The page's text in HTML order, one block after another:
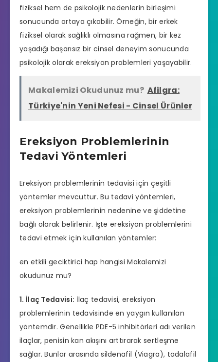
fiziksel hem de psikolojik nedenlerin birleşimi
sonucunda ortaya çıkabilir. Örneğin, bir erkek
fiziksel olarak sağlıklı olmasına rağmen, bir kez
yaşadığı başarısız bir cinsel deneyim sonucunda
psikolojik olarak ereksiyon problemleri yaşayabilir.
Makalemizi Okudunuz mu? Afilgra:
Türkiye'nin Yeni Nefesi - Cinsel Ürünler
Ereksiyon Problemlerinin
Tedavi Yöntemleri
Ereksiyon problemlerinin tedavisi için çeşitli
yöntemler mevcuttur. Bu tedavi yöntemleri,
ereksiyon problemlerinin nedenine ve şiddetine
bağlı olarak belirlenir. İşte ereksiyon problemlerini
tedavi etmek için kullanılan yöntemler:
en etkili geciktirici hap hangisi Makalemizi
okudunuz mu?
1. İlaç Tedavisi: İlaç tedavisi, ereksiyon
problemlerinin tedavisinde en yaygın kullanılan
yöntemdir. Genellikle PDE-5 inhibitörleri adı verilen
ilaçlar, penisin kan akışını arttırarak sertleşme
sağlar. Bunlar arasında sildenafil (Viagra), tadalafil